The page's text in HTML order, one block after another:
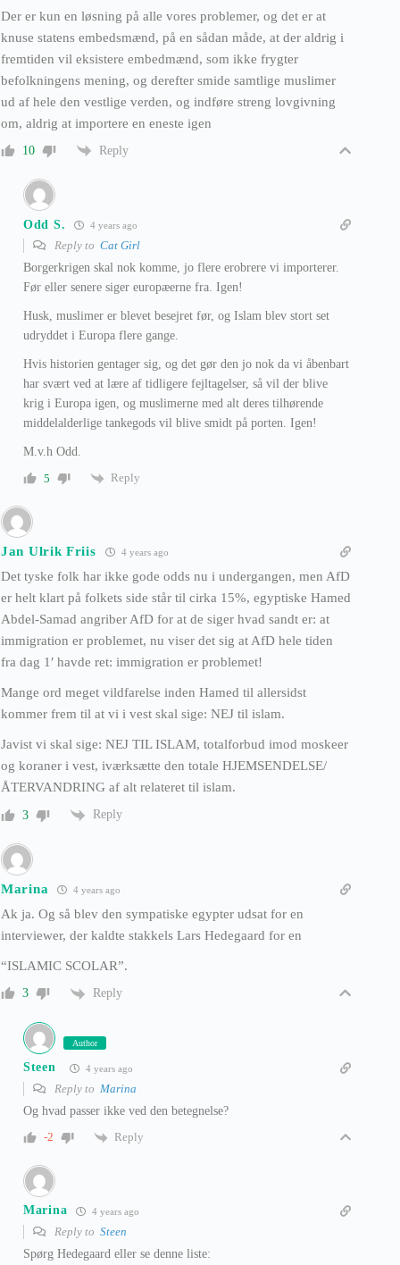
Der er kun en løsning på alle vores problemer, og det er at
knuse statens embedsmænd, på en sådan måde, at der aldrig i
fremtiden vil eksistere embedmænd, som ikke frygter
befolkningens mening, og derefter smide samtlige muslimer
ud af hele den vestlige verden, og indføre streng lovgivning
om, aldrig at importere en eneste igen
10 Reply
Odd S. 4 years ago
Reply to Cat Girl
Borgerkrigen skal nok komme, jo flere erobrere vi importerer.
Før eller senere siger europæerne fra. Igen!
Husk, muslimer er blevet besejret før, og Islam blev stort set
udryddet i Europa flere gange.
Hvis historien gentager sig, og det gør den jo nok da vi åbenbart
har svært ved at lære af tidligere fejltagelser, så vil der blive
krig i Europa igen, og muslimerne med alt deres tilhørende
middelalderlige tankegods vil blive smidt på porten. Igen!
M.v.h Odd.
5
Reply
Jan Ulrik Friis 4 years ago
Det tyske folk har ikke gode odds nu i undergangen, men AfD
er helt klart på folkets side står til cirka 15%, egyptiske Hamed
Abdel-Samad angriber AfD for at de siger hvad sandt er: at
immigration er problemet, nu viser det sig at AfD hele tiden
fra dag 1′ havde ret: immigration er problemet!
Mange ord meget vildfarelse inden Hamed til allersidst
kommer frem til at vi i vest skal sige: NEJ til islam.
Javist vi skal sige: NEJ TIL ISLAM, totalforbud imod moskeer
og koraner i vest, iværksætte den totale HJEMSENDELSE/
ÅTERVANDRING af alt relateret til islam.
3 Reply
Marina 4 years ago
Ak ja. Og så blev den sympatiske egypter udsat for en
interviewer, der kaldte stakkels Lars Hedegaard for en
“ISLAMIC SCOLAR”.
3 Reply
Author
Steen 4 years ago
Reply to Marina
Og hvad passer ikke ved den betegnelse?
-2
Reply
Marina 4 years ago
Reply to Steen
Spørg Hedegaard eller se denne liste: